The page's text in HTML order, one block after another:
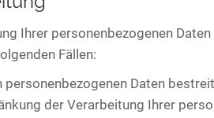
Ihrer personenbezogenen
Fällen:
Daten
der Verarbeitung Ihrer